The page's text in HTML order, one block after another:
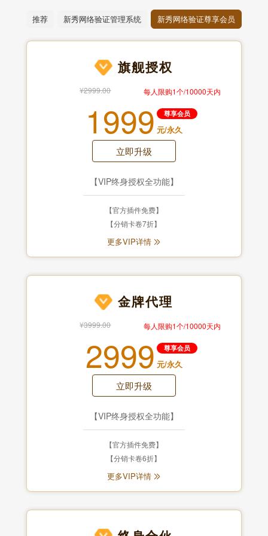
推荐 新秀网络验证管理系统 新秀网络验证尊享会员
旗舰授权
¥2999.00 每人限购1个/10000天内
1999 元/永久
尊享会员
立即升级
【VIP终身授权全功能】
【官方插件免费】
【分销卡卷7折】
更多VIP详情
金牌代理
¥3999.00 每人限购1个/10000天内
2999 元/永久
尊享会员
立即升级
【VIP终身授权全功能】
【官方插件免费】
【分销卡卷6折】
更多VIP详情